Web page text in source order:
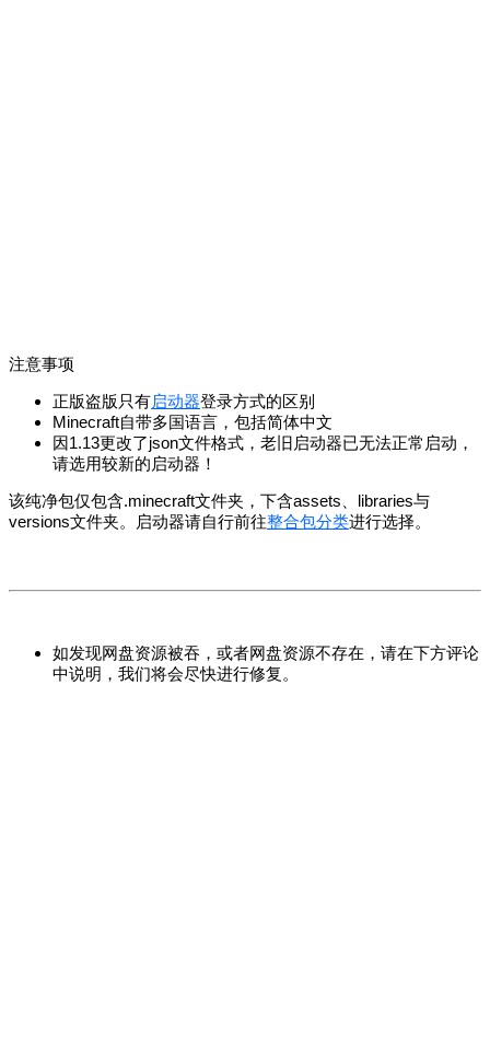
注意事项
正版盗版只有启动器登录方式的区别
Minecraft自带多国语言，包括简体中文
因1.13更改了json文件格式，老旧启动器已无法正常启动，
请选用较新的启动器！
该纯净包仅包含.minecraft文件夹，下含assets、libraries与
versions文件夹。启动器请自行前往整合包分类进行选择。
如发现网盘资源被吞，或者网盘资源不存在，请在下方评论
中说明，我们将会尽快进行修复。